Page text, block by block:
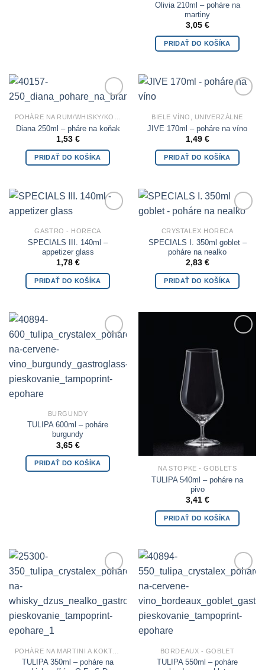
Olivia 210ml – poháre na
martiny
3,05 €
PRIDAŤ DO KOŠÍKA
Diana 250ml – pháre na koňak
1,53 €
PRIDAŤ DO KOŠÍKA
Wishlist
BIELE VÍNO, UNIVERZÁLNE
JIVE 170ml – poháre na víno
1,49 €
PRIDAŤ DO KOŠÍKA
GASTRO - HORECA
SPECIALS III. 140ml –
appetizer glass
1,78 €
PRIDAŤ DO KOŠÍKA
CRYSTALEX HORECA
SPECIALS I. 350ml goblet –
poháre na nealko
2,83 €
PRIDAŤ DO KOŠÍKA
Add to
BURGUNDY
TULIPA 600ml – poháre
burgundy
3,65 €
PRIDAŤ DO KOŠÍKA
NA STOPKE - GOBLETS
TULIPA 540ml – poháre na
pivo
3,41 €
PRIDAŤ DO KOŠÍKA
TULIPA 350ml – poháre na
BORDEAUX - GOBLET
TULIPA 550ml – poháre